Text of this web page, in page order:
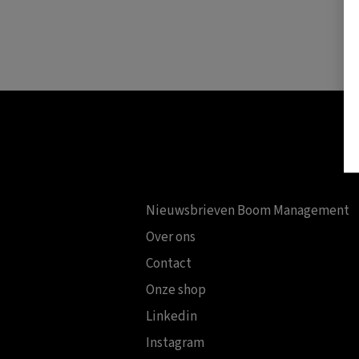
Nieuwsbrieven Boom Management
Over ons
Contact
Onze shop
Linkedin
Instagram